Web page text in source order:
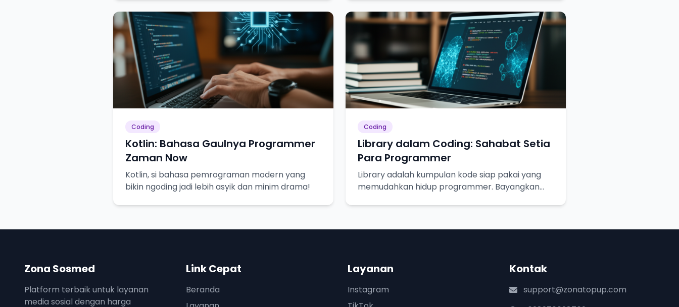
Coding
Kotlin: Bahasa Gaulnya Programmer
Zaman Now
Kotlin, si bahasa pemrograman modern yang
bikin ngoding jadi lebih asyik dan minim drama!
Coding
Library dalam Coding: Sahabat Setia
Para Programmer
Library adalah kumpulan kode siap pakai yang
memudahkan hidup programmer. Bayangkan
Zona Sosmed
Platform terbaik untuk layanan
media sosial dengan harga
Link Cepat
Beranda
Layanan
Instagram
Kontak
support@zonatopup.com